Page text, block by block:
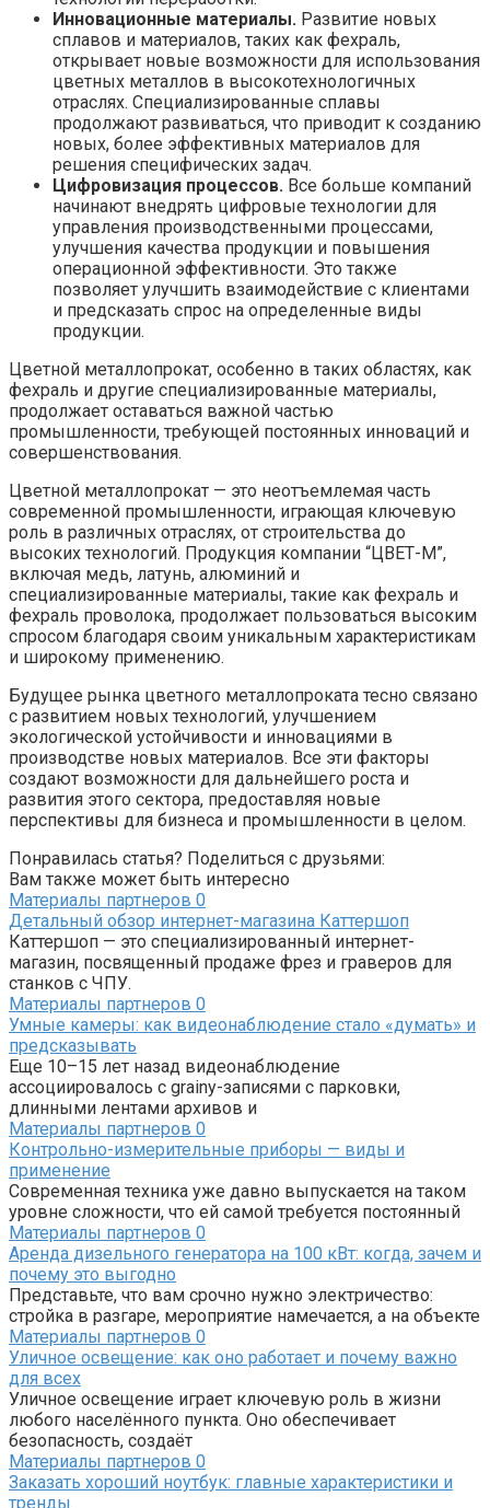
Инновационные материалы. Развитие новых
сплавов и материалов, таких как фехраль,
открывает новые возможности для использования
цветных металлов в высокотехнологичных
отраслях. Специализированные сплавы
продолжают развиваться, что приводит к созданию
новых, более эффективных материалов для
решения специфических задач.
Цифровизация процессов. Все больше компаний
начинают внедрять цифровые технологии для
управления производственными процессами,
улучшения качества продукции и повышения
операционной эффективности. Это также
позволяет улучшить взаимодействие с клиентами
и предсказать спрос на определенные виды
продукции.
Цветной металлопрокат, особенно в таких областях, как
фехраль и другие специализированные материалы,
продолжает оставаться важной частью
промышленности, требующей постоянных инноваций и
совершенствования.
Цветной металлопрокат — это неотъемлемая часть
современной промышленности, играющая ключевую
роль в различных отраслях, от строительства до
высоких технологий. Продукция компании “ЦВЕТ-М”,
включая медь, латунь, алюминий и
специализированные материалы, такие как фехраль и
фехраль проволока, продолжает пользоваться высоким
спросом благодаря своим уникальным характеристикам
и широкому применению.
Будущее рынка цветного металлопроката тесно связано
с развитием новых технологий, улучшением
экологической устойчивости и инновациями в
производстве новых материалов. Все эти факторы
создают возможности для дальнейшего роста и
развития этого сектора, предоставляя новые
перспективы для бизнеса и промышленности в целом.
Понравилась статья? Поделиться с друзьями:
Вам также может быть интересно
Материалы партнеров 0
Детальный обзор интернет-магазина Каттершоп
Каттершоп — это специализированный интернет-
магазин, посвященный продаже фрез и граверов для
станков с ЧПУ.
Материалы партнеров 0
Умные камеры: как видеонаблюдение стало «думать» и
предсказывать
Еще 10–15 лет назад видеонаблюдение
ассоциировалось с grainy-записями с парковки,
длинными лентами архивов и
Материалы партнеров 0
Контрольно-измерительные приборы — виды и
применение
Современная техника уже давно выпускается на таком
уровне сложности, что ей самой требуется постоянный
Материалы партнеров 0
Аренда дизельного генератора на 100 кВт: когда, зачем и
почему это выгодно
Представьте, что вам срочно нужно электричество:
стройка в разгаре, мероприятие намечается, а на объекте
Материалы партнеров 0
Уличное освещение: как оно работает и почему важно
для всех
Уличное освещение играет ключевую роль в жизни
любого населённого пункта. Оно обеспечивает
безопасность, создаёт
Материалы партнеров 0
Заказать хороший ноутбук: главные характеристики и
тренды